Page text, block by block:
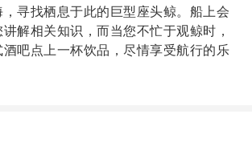
寻找栖息于此的巨型座头鲸。船上会
解相关知识，而当您不忙于观鲸时，
吧点上一杯饮品，尽情享受航行的乐